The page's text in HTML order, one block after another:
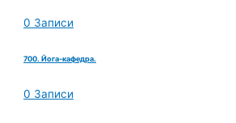
0 Записи
700. Йога-кафедра.
0 Записи